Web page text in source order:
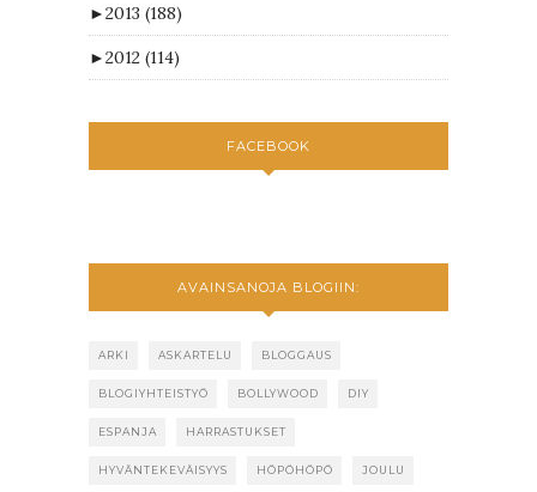
►2013 (188)
►2012 (114)
FACEBOOK
AVAINSANOJA BLOGIIN:
ARKI ASKARTELU BLOGGAUS
BLOGIYHTEISTYÖ BOLLYWOOD DIY
ESPANJA HARRASTUKSET
HYVÄNTEKEVÄISYYS HÖPÖHÖPÖ JOULU